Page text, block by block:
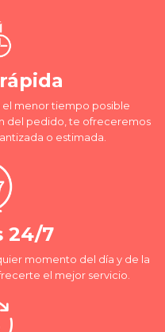
el menor tiempo posible
del pedido, te ofreceremos
o estimada.
24/7
momento del día y de la
el mejor servicio.